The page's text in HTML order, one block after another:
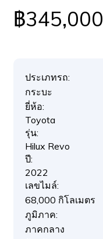
฿345,000
ประเภทรถ:
กระบะ
ยี่ห้อ:
Toyota
รุ่น:
Hilux Revo
ปี:
2022
เลขไมล์:
68,000 กิโลเมตร
ภูมิภาค:
ภาคกลาง